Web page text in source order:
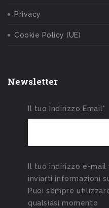
Privacy
Cookie Policy (UE)
Newsletter
Il tuo Indirizzo Email*
Il tuo indirizzo e-
inviarti informazioni
Puoi sempre
qualsiasi momento